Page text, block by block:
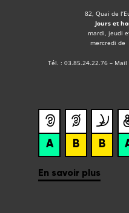
82, Quai de
Jours et
mardi, jeudi
mercredi de
Tél. : 03.85.24.22.76 – Mail